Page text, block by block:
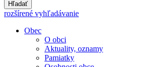
Hľadať
rozšírené vyhľadávanie
Obec
O obci
Aktuality, oznamy
Pamiatky